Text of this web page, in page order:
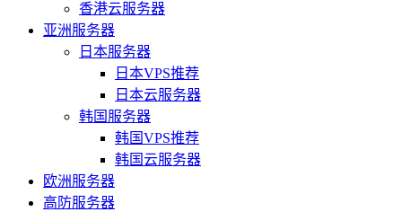
香港云服务器
亚洲服务器
日本服务器
日本VPS推荐
日本云服务器
韩国服务器
韩国VPS推荐
韩国云服务器
欧洲服务器
高防服务器